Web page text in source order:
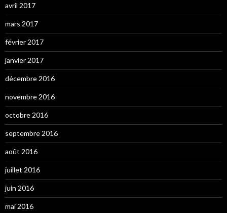
avril 2017
mars 2017
février 2017
janvier 2017
décembre 2016
novembre 2016
octobre 2016
septembre 2016
août 2016
juillet 2016
juin 2016
mai 2016